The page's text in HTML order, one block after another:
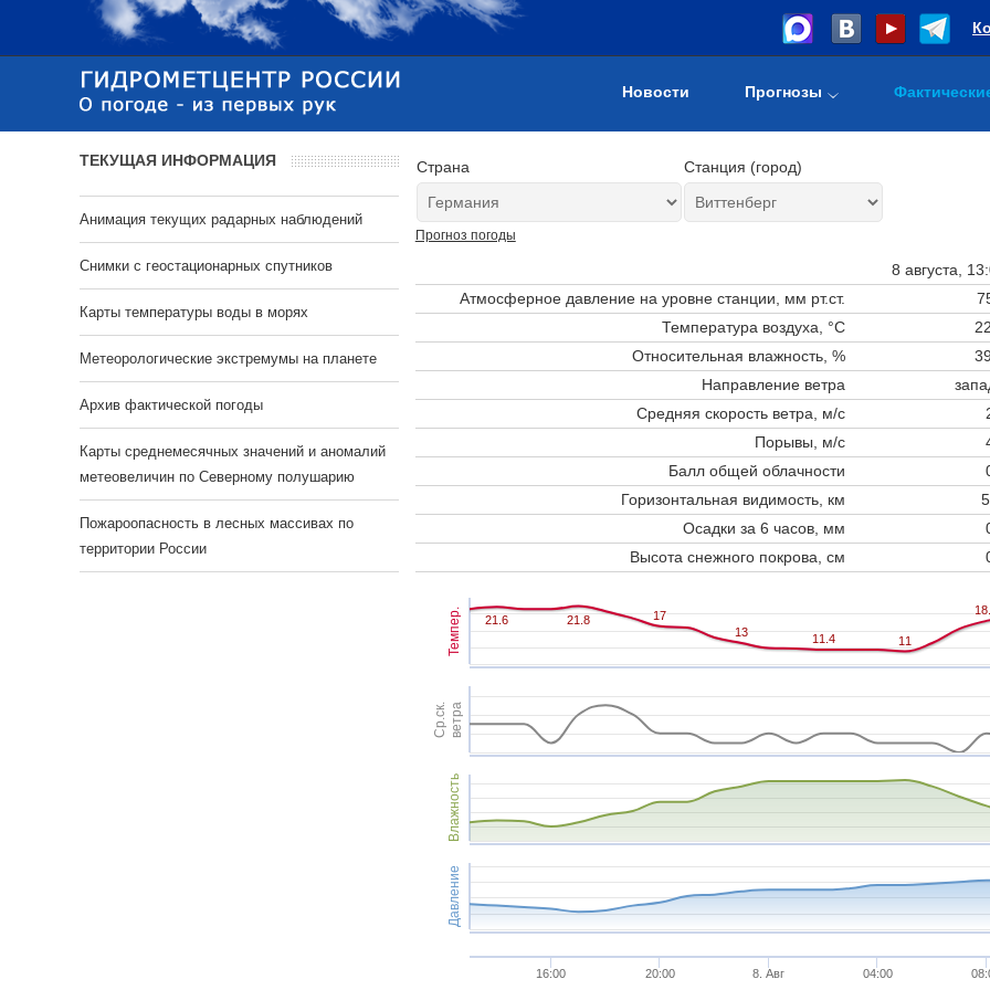
Новости Прогнозы
Страна Станция (город)
Прогноз погоды
8 августа,
Атмосферное давление на уровне станции, мм рт.ст.
Температура воздуха, °C
Относительная влажность, %
Направление ветра
Средняя скорость ветра, м/с
Порывы, м/с
Балл общей облачности
Горизонтальная видимость, км
Осадки за 6 часов, мм
Высота снежного покрова, см
Темпер.
Ср.ск.ветра
Влажность
Давление
21.6
21.6 21.8
21.8 17
17
13
13 11.4
11.4 11
11
16:00 20:00 8. Авг 04:00
ТЕКУЩАЯ ИНФОРМАЦИЯ
Анимация текущих радарных наблюдений
Cнимки с геостационарных спутников
Карты температуры воды в морях
Метеорологические экстремумы на планете
Архив фактической погоды
Карты среднемесячных значений и аномалий
метеовеличин по Северному полушарию
Пожароопасность в лесных массивах по
территории России